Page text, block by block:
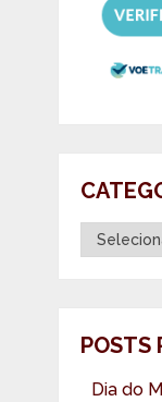
POSTS
Dia do